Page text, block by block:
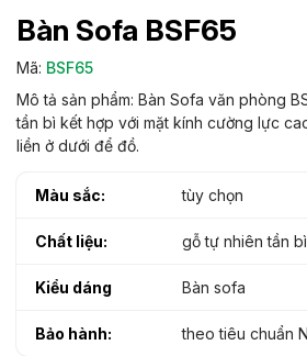
Bàn Sofa BSF65
Mã: BSF65
Mô tả sản phẩm: Bàn Sofa văn phòng
tần bì kết hợp với mặt kính cường lực
liền ở dưới để đồ.
Màu sắc: tùy chọn
Chất liệu: gỗ tự nhiên tần bì
Kiểu dáng Bàn sofa
Bảo hành: theo tiêu chuẩn